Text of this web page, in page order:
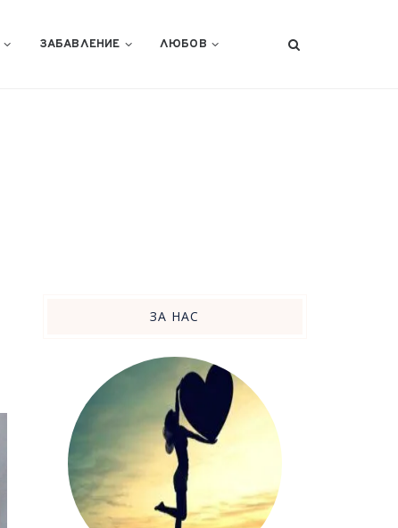
ЗАБАВЛЕНИЕ ЛЮБОВ
ЗА НАС